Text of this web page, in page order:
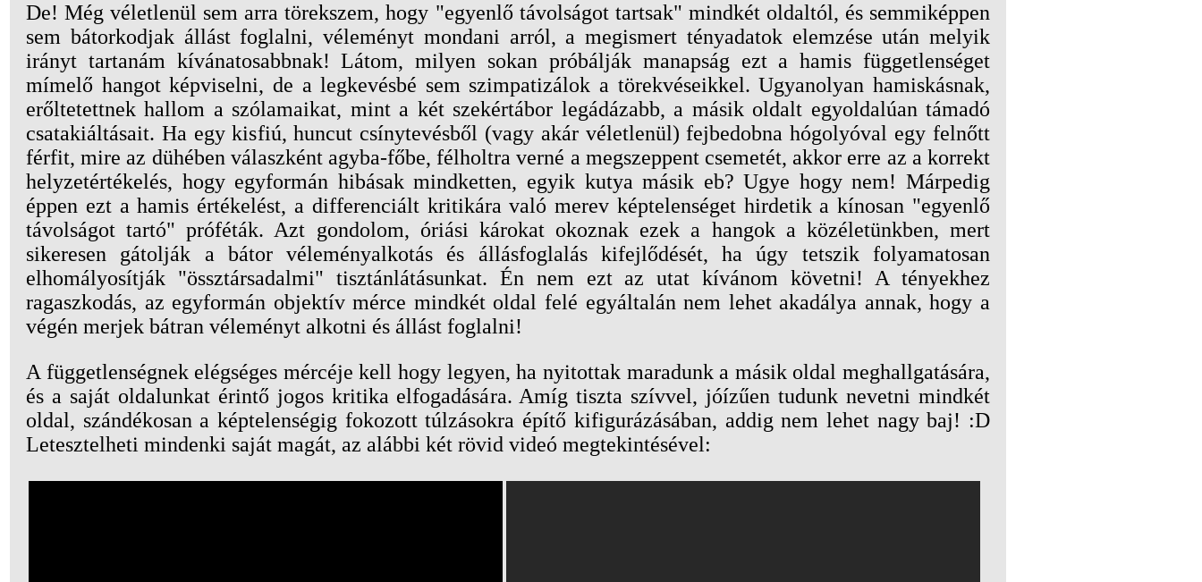
De! Még véletlenül sem arra törekszem, hogy "egyenlő távolságot tartsak" mindkét oldaltól, és semmiképpen
sem bátorkodjak állást foglalni, véleményt mondani arról, a megismert tényadatok elemzése után melyik
irányt tartanám kívánatosabbnak! Látom, milyen sokan próbálják manapság ezt a hamis függetlenséget
mímelő hangot képviselni, de a legkevésbé sem szimpatizálok a törekvéseikkel. Ugyanolyan hamiskásnak,
erőltetettnek hallom a szólamaikat, mint a két szekértábor legádázabb, a másik oldalt egyoldalúan támadó
csatakiáltásait. Ha egy kisfiú, huncut csínytevésből (vagy akár véletlenül) fejbedobna hógolyóval egy felnőtt
férfit, mire az dühében válaszként agyba-főbe, félholtra verné a megszeppent csemetét, akkor erre az a korrekt
helyzetértékelés, hogy egyformán hibásak mindketten, egyik kutya másik eb? Ugye hogy nem! Márpedig
éppen ezt a hamis értékelést, a differenciált kritikára való merev képtelenséget hirdetik a kínosan "egyenlő
távolságot tartó" próféták. Azt gondolom, óriási károkat okoznak ezek a hangok a közéletünkben, mert
sikeresen gátolják a bátor véleményalkotás és állásfoglalás kifejlődését, ha úgy tetszik folyamatosan
elhomályosítják "össztársadalmi" tisztánlátásunkat. Én nem ezt az utat kívánom követni! A tényekhez
ragaszkodás, az egyformán objektív mérce mindkét oldal felé egyáltalán nem lehet akadálya annak, hogy a
végén merjek bátran véleményt alkotni és állást foglalni!
A függetlenségnek elégséges mércéje kell hogy legyen, ha nyitottak maradunk a másik oldal meghallgatására,
és a saját oldalunkat érintő jogos kritika elfogadására. Amíg tiszta szívvel, jóízűen tudunk nevetni mindkét
oldal, szándékosan a képtelenségig fokozott túlzásokra építő kifigurázásában, addig nem lehet nagy baj! :D
Letesztelheti mindenki saját magát, az alábbi két rövid videó megtekintésével: